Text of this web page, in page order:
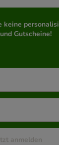
keine
Gutscheine!
anmelden